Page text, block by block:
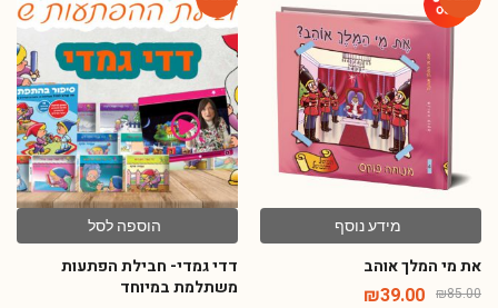
מידע נוסף
את מי המלך אוהב
₪39.00
הוספה לסל
דדי גמדי- חבילת הפתעות
משתלמת במיוחד
₪620.00
₪199.00